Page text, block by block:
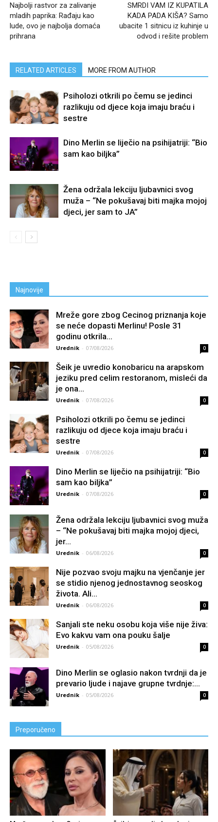
Najbolji rastvor za zalivanje
mladih paprika: Rađaju kao
lude, ovo je najbolja domaća
prihrana
SMRDI VAM IZ KUPATILA
KADA PADA KIŠA? Samo
ubacite 1 sitnicu iz kuhinje u
odvod i rešite problem
RELATED ARTICLES MORE FROM AUTHOR
Psiholozi otkrili po čemu se jedinci
razlikuju od djece koja imaju braću i
sestre
Dino Merlin se liječio na psihijatriji: “Bio
sam kao biljka”
Žena održala lekciju ljubavnici svog
muža – “Ne pokušavaj biti majka mojoj
djeci, jer sam to JA”
Najnovije
Mreže gore zbog Cecinog priznanja koje
se neće dopasti Merlinu! Posle 31
godinu otkrila...
Urednik - 07/08/2026 0
Šeik je uvredio konobaricu na arapskom
jeziku pred celim restoranom, misleći da
je ona...
Urednik - 07/08/2026 0
Psiholozi otkrili po čemu se jedinci
razlikuju od djece koja imaju braću i
sestre
Urednik - 07/08/2026 0
Dino Merlin se liječio na psihijatriji: “Bio
sam kao biljka”
Urednik - 07/08/2026 0
Žena održala lekciju ljubavnici svog muža
– “Ne pokušavaj biti majka mojoj djeci,
jer...
Urednik - 06/08/2026 0
Nije pozvao svoju majku na vjenčanje jer
se stidio njenog jednostavnog seoskog
života. Ali...
Urednik - 06/08/2026 0
Sanjali ste neku osobu koja više nije živa:
Evo kakvu vam ona pouku šalje
Urednik - 05/08/2026 0
Dino Merlin se oglasio nakon tvrdnji da je
prevario ljude i najave grupne tvrdnje:...
Urednik - 05/08/2026 0
Preporučeno